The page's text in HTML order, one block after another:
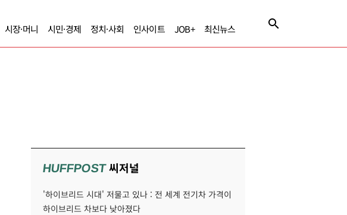
시장·머니 시민·경제 정치·사회 인사이트 JOB+ 최신뉴스
HUFFPOST씨저널
'하이브리드 시대' 저물고 있나 : 전 세계 전기차 가격이
하이브리드 차보다 낮아졌다